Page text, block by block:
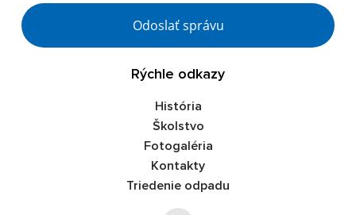
Google reCaptcha Response
Odoslať správu
Rýchle odkazy
História
Školstvo
Fotogaléria
Kontakty
Triedenie odpadu